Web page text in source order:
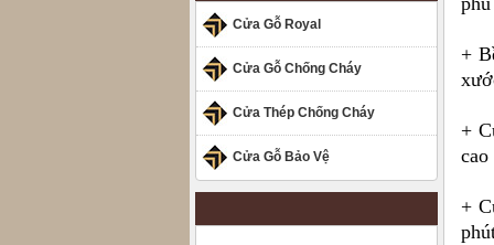
Cửa Gỗ Royal
Cửa Gỗ Chống Cháy
Cửa Thép Chống Cháy
Cửa Gỗ Bảo Vệ
+
+
+